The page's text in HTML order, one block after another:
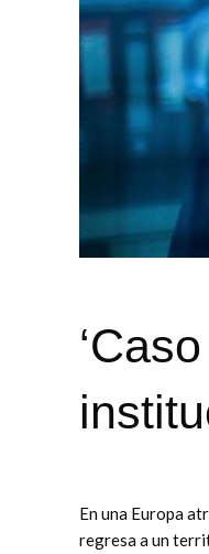
En una Europa
regresa a un